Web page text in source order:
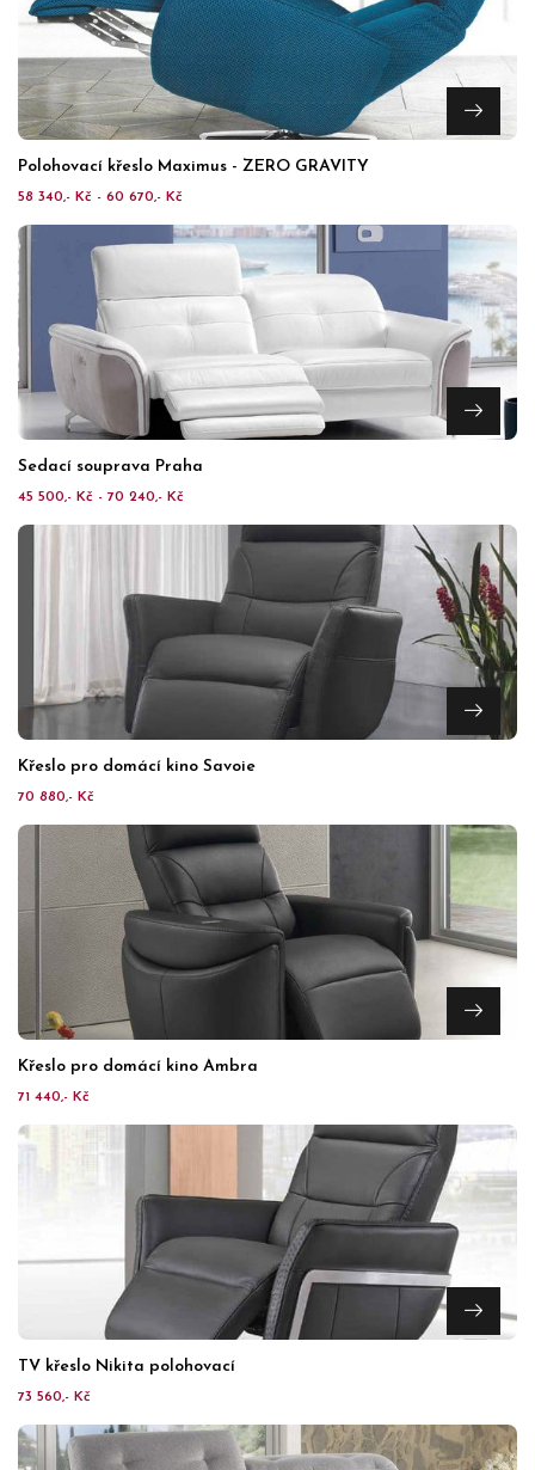
Polohovací křeslo Maximus - ZERO GRAVITY
58 340,- Kč - 60 670,- Kč
Sedací souprava Praha
45 500,- Kč - 70 240,- Kč
Křeslo pro domácí kino Savoie
70 880,- Kč
Křeslo pro domácí kino Ambra
71 440,- Kč
TV křeslo Nikita polohovací
73 560,- Kč